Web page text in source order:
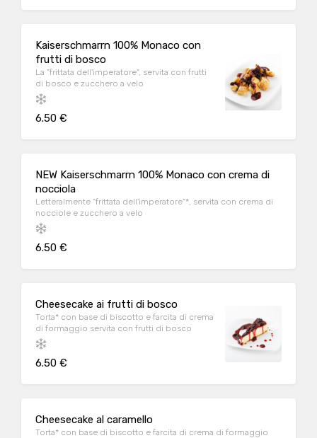
Kaiserschmarrn 100% Monaco con
frutti di bosco
La "frittata dell'imperatore", servita con frutti
di bosco e zucchero a velo
6.50 €
NEW Kaiserschmarrn 100% Monaco con crema di
nocciola
Letteralmente "frittata dell'imperatore"*, servita con crema di
nocciole e zucchero a velo
6.50 €
Cheesecake ai frutti di bosco
Torta* con base di biscotto e farcita di crema
di formaggio servita con frutti di bosco
6.50 €
Cheesecake al caramello
Torta* con base di biscotto e farcita di crema di formaggio